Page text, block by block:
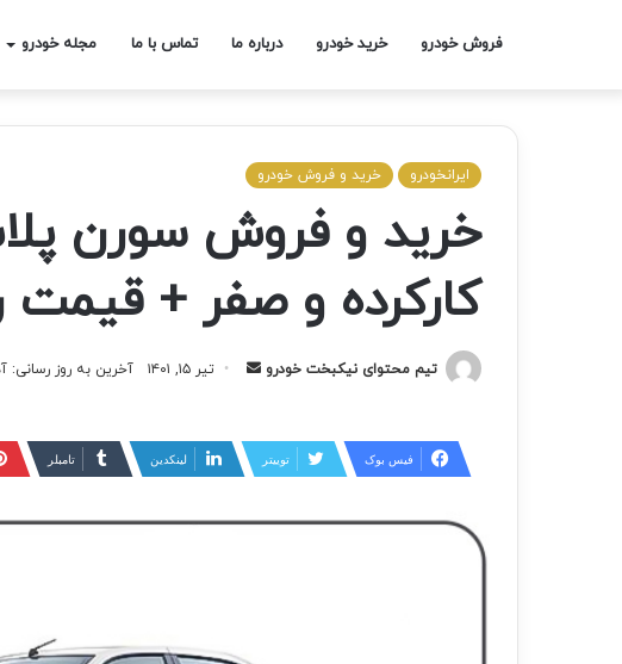
فروش خودرو خرید خودرو درباره ما تماس با ما مجله خودرو
ایرانخودرو خرید و فروش خودرو
خرید و فروش سورن
کارکرده و صفر +
تیم محتوای نیکبخت خودرو تیر ۱۵, ۱۴۰۱
آخرین به روز رسانی: آذر ۶,
فیس بوک توییتر لینکدین ‫تامبلر